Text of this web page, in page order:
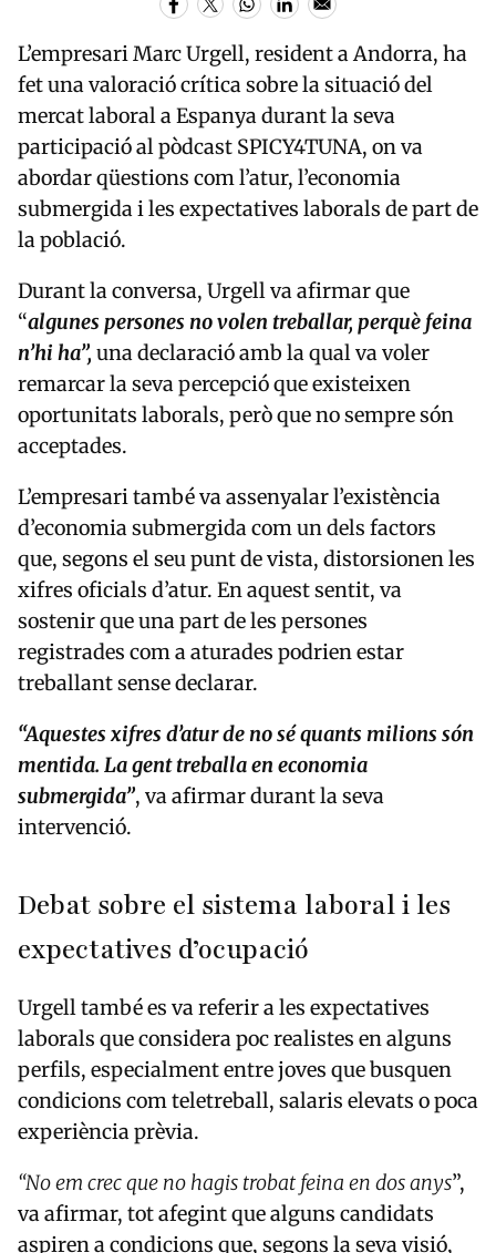
L’empresari Marc Urgell, resident a Andorra, ha
fet una valoració crítica sobre la situació del
mercat laboral a Espanya durant la seva
participació al pòdcast SPICY4TUNA, on va
abordar qüestions com l’atur, l’economia
submergida i les expectatives laborals de part de
la població.
Durant la conversa, Urgell va afirmar que
“algunes persones no volen treballar, perquè feina
n’hi ha”, una declaració amb la qual va voler
remarcar la seva percepció que existeixen
oportunitats laborals, però que no sempre són
acceptades.
L’empresari també va assenyalar l’existència
d’economia submergida com un dels factors
que, segons el seu punt de vista, distorsionen les
xifres oficials d’atur. En aquest sentit, va
sostenir que una part de les persones
registrades com a aturades podrien estar
treballant sense declarar.
“Aquestes xifres d’atur de no sé quants milions són
mentida. La gent treballa en economia
submergida”, va afirmar durant la seva
intervenció.
Debat sobre el sistema laboral i les
expectatives d’ocupació
Urgell també es va referir a les expectatives
laborals que considera poc realistes en alguns
perfils, especialment entre joves que busquen
condicions com teletreball, salaris elevats o poca
experiència prèvia.
“No em crec que no hagis trobat feina en dos anys”,
va afirmar, tot afegint que alguns candidats
aspiren a condicions que, segons la seva visió,